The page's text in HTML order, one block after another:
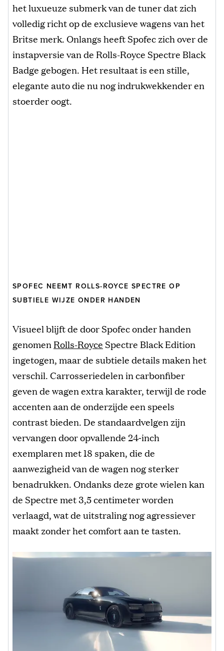
het luxueuze submerk van de tuner dat zich
volledig richt op de exclusieve wagens van het
Britse merk. Onlangs heeft Spofec zich over de
instapversie van de Rolls-Royce Spectre Black
Badge gebogen. Het resultaat is een stille,
elegante auto die nu nog indrukwekkender en
stoerder oogt.
SPOFEC NEEMT ROLLS-ROYCE SPECTRE OP
SUBTIELE WIJZE ONDER HANDEN
Visueel blijft de door Spofec onder handen
genomen Rolls-Royce Spectre Black Edition
ingetogen, maar de subtiele details maken het
verschil. Carrosseriedelen in carbonfiber
geven de wagen extra karakter, terwijl de rode
accenten aan de onderzijde een speels
contrast bieden. De standaardvelgen zijn
vervangen door opvallende 24‑inch
exemplaren met 18 spaken, die de
aanwezigheid van de wagen nog sterker
benadrukken. Ondanks deze grote wielen kan
de Spectre met 3,5 centimeter worden
verlaagd, wat de uitstraling nog agressiever
maakt zonder het comfort aan te tasten.